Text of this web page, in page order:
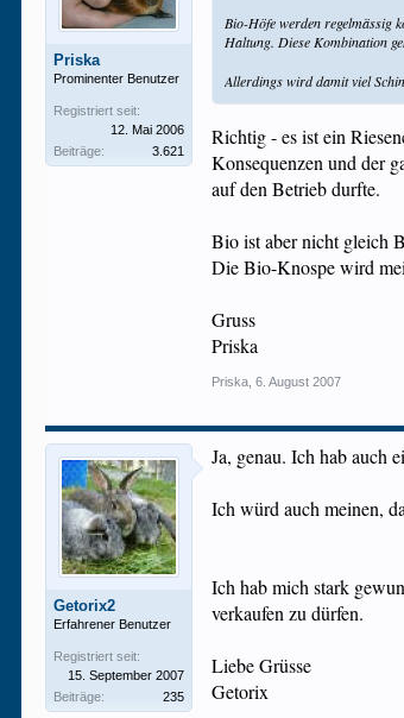
Priska
Prominenter Benutzer
Registriert seit:
12. Mai 2006
Beiträge:
3.621
Bio-Höfe werden regelmässig
Haltung. Diese Kombination
Allerdings wird damit viel
Richtig - es ist ein
Konsequenzen und der
auf den Betrieb durfte.
Bio ist aber nicht gleich
Die Bio-Knospe wird
Gruss
Priska
Priska 6. August 2007
Getorix2
Erfahrener Benutzer
Registriert seit:
15. September 2007
Beiträge:
235
Ja, genau. Ich hab auch
Ich würd auch meinen,
Ich hab mich stark
verkaufen zu dürfen.
Liebe Grüsse
Getorix